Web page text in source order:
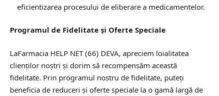
eficientizarea procesului de eliberare a medicamentelor.
Programul de Fidelitate și Oferte Speciale
LaFarmacia HELP NET (66) DEVA, apreciem loialitatea
clienților noștri și dorim să recompensăm această
fidelitate. Prin programul nostru de fidelitate, puteți
beneficia de reduceri și oferte speciale la o gamă largă de